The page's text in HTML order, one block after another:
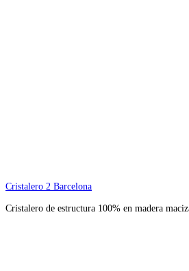
Cristalero 2 Barcelona
Cristalero de estructura 100% en madera